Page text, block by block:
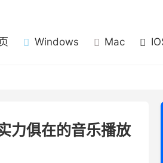
Windows Mac
力俱在的音乐播放